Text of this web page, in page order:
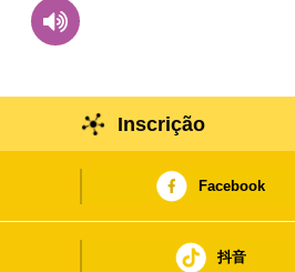
Inscrição
Facebook
抖音